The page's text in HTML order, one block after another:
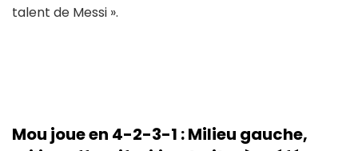
talent de Messi ».
Mou joue en 4-2-3-1 : Milieu gauche,